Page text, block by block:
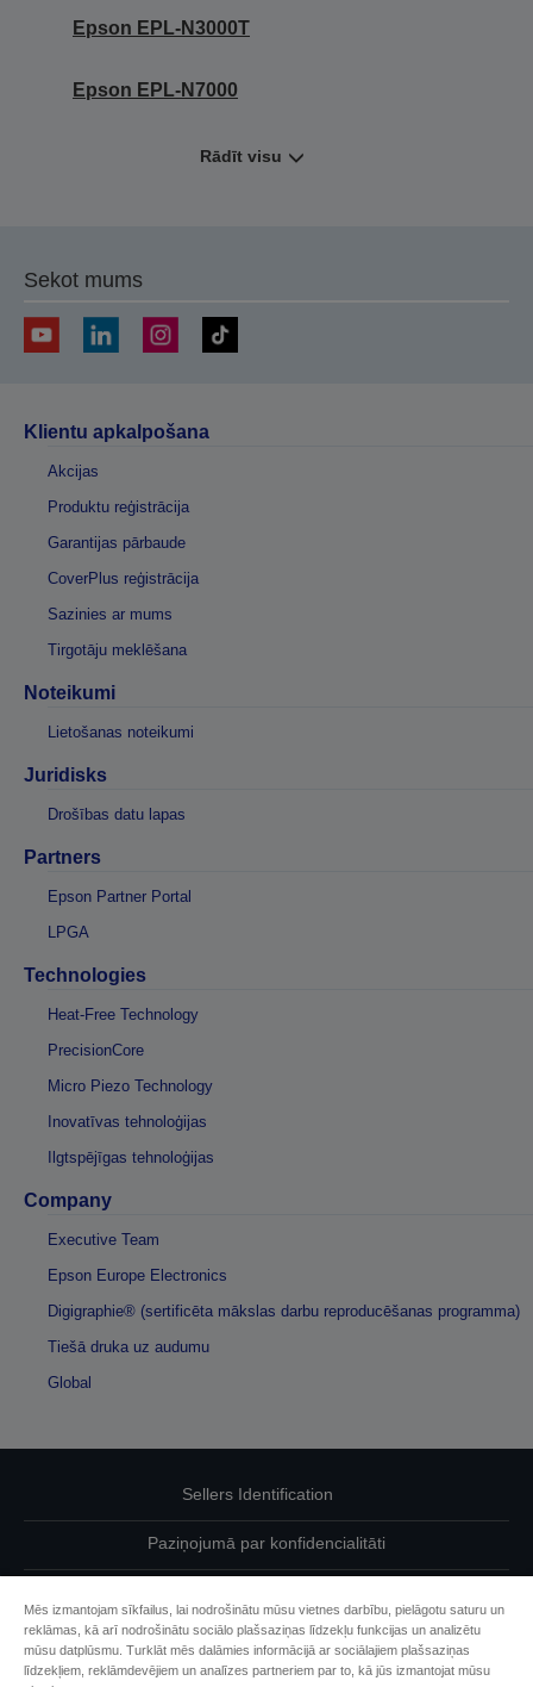
Epson EPL-N3000T
Epson EPL-N7000
Rādīt visu
Sekot mums
Klientu apkalpošana
Akcijas
Produktu reģistrācija
Garantijas pārbaude
CoverPlus reģistrācija
Sazinies ar mums
Tirgotāju meklēšana
Noteikumi
Lietošanas noteikumi
Juridisks
Drošības datu lapas
Partners
Epson Partner Portal
LPGA
Technologies
Heat-Free Technology
PrecisionCore
Micro Piezo Technology
Inovatīvas tehnoloģijas
Ilgtspējīgas tehnoloģijas
Company
Executive Team
Epson Europe Electronics
Digigraphie® (sertificēta mākslas darbu reproducēšanas programma)
Tiešā druka uz audumu
Global
Sellers Identification
Paziņojumā par konfidencialitāti
Sazinieties ar mums par saviem datiem
Mēs izmantojam sīkfailus, lai nodrošinātu mūsu vietnes darbību, pielāgotu saturu un
reklāmas, kā arī nodrošinātu sociālo plašsaziņas līdzekļu funkcijas un analizētu
mūsu datplūsmu. Turklāt mēs dalāmies informācijā ar sociālajiem plašsaziņas
līdzekļiem, reklāmdevējiem un analīzes partneriem par to, kā jūs izmantojat mūsu